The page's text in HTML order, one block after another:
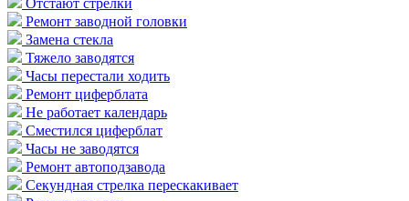
Отстают стрелки
Ремонт заводной головки
Замена стекла
Тяжело заводятся
Часы перестали ходить
Ремонт циферблата
Не работает календарь
Сместился циферблат
Часы не заводятся
Ремонт автоподзавода
Секундная стрелка перескакивает